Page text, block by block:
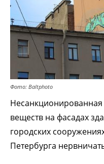
Фото: Baltphoto
веществ на фасадах
городских
Петербурга